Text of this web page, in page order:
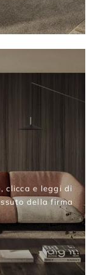
clicca e leggi di
della firma